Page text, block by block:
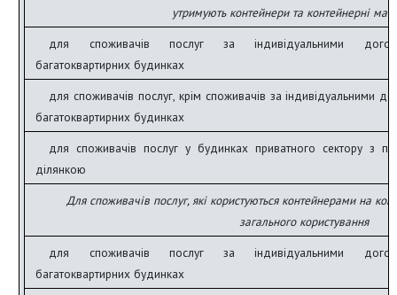
утримують контейнери та контейнерні
для споживачів послуг за індивідуальними
багатоквартирних будинках
для споживачів послуг, крім споживачів за індивідуальними
багатоквартирних будинках
для споживачів послуг у будинках приватного сектору з
ділянкою
Для споживачів послуг, які користуються контейнерами на
загального користування
для споживачів послуг за індивідуальними
багатоквартирних будинках